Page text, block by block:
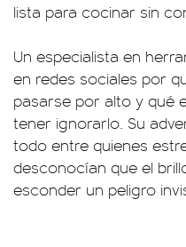
lista para cocinar sin
Un especialista en
en redes sociales por
pasarse por alto y qué
tener ignorarlo. Su
todo entre quienes
desconocían que el
esconder un peligro